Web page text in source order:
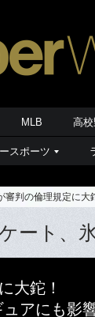
MLB 高
スポーツ
審判の倫理規定に大
ート、
大鉈！
アにも影響